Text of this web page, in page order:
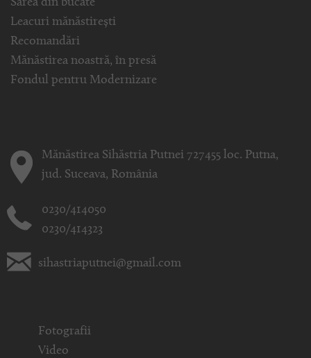
Sarea din bucate
Leacuri mănăstirești
Recomandări
Mănăstirea noastră, în presă
Fondul pentru Modernizare
Mănăstirea Sihăstria Putnei 727455 loc. Putna,
jud. Suceava, România
0230/414050
0230/414323
sihastriaputnei@gmail.com
Fotografii
Video